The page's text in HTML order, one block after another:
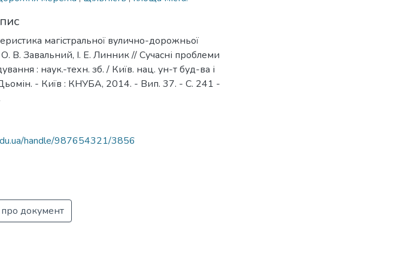
магістральної вулично-дорожньої
В. Завальний, І. Е. Линник // Сучасні проблеми
: наук.-техн. зб. / Київ. нац. ун-т буд-ва і
- Київ : КНУБА, 2014. - Вип. 37. - С. 241 -
handle/987654321/3856
документ